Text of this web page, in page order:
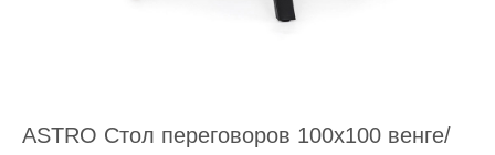
ASTRO Стол переговоров 100х100 венге/